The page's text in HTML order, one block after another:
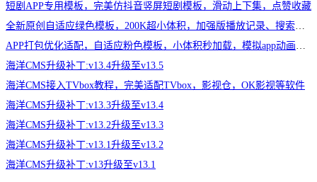
短剧APP专用模板，完美仿抖音竖屏短剧模板，滑动上下集，点赞收藏
全新原创自适应绿色模板，200K超小体积，加强版播放记录、搜索历史模块
APP打包优化适配，自适应粉色模板，小体积秒加载，模拟app动画效果，适合X
海洋CMS升级补丁:v13.4升级至v13.5
海洋CMS接入TVbox教程，完美适配TVbox，影视仓，OK影视等软件
海洋CMS升级补丁:v13.3升级至v13.4
海洋CMS升级补丁:v13.2升级至v13.3
海洋CMS升级补丁:v13.1升级至v13.2
海洋CMS升级补丁:v13升级至v13.1